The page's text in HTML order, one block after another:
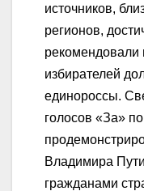
источников,
регионов,
рекомендовали
избирателей
единороссы.
голосов «За»
Владимира
гражданами